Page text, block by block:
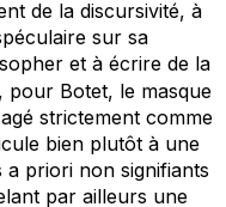
de la discursivité, à
sur sa
et à écrire de la
pour Botet, le masque
strictement comme
bien plutôt à une
priori non signifiants
par ailleurs une